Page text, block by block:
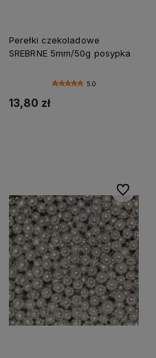
Perełki czekoladowe
SREBRNE 5mm/50g posypka
5.0
13,80 zł
Do